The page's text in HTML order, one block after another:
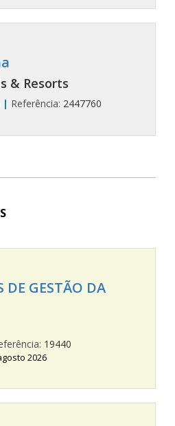
& Resorts
| Referência: 2447760
DE GESTÃO DA
19440
2026